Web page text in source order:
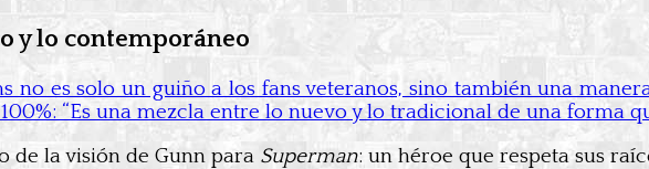
y lo contemporáneo
no es solo un guiño a los fans veteranos, sino también una
“Es una mezcla entre lo nuevo y lo tradicional de una forma
de la visión de Gunn para Superman: un héroe que respeta sus